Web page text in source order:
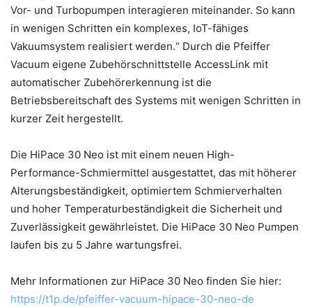
Vor- und Turbopumpen interagieren miteinander. So kann
in wenigen Schritten ein komplexes, IoT-fähiges
Vakuumsystem realisiert werden.“ Durch die Pfeiffer
Vacuum eigene Zubehörschnittstelle AccessLink mit
automatischer Zubehörerkennung ist die
Betriebsbereitschaft des Systems mit wenigen Schritten in
kurzer Zeit hergestellt.
Die HiPace 30 Neo ist mit einem neuen High-
Performance-Schmiermittel ausgestattet, das mit höherer
Alterungsbeständigkeit, optimiertem Schmierverhalten
und hoher Temperaturbeständigkeit die Sicherheit und
Zuverlässigkeit gewährleistet. Die HiPace 30 Neo Pumpen
laufen bis zu 5 Jahre wartungsfrei.
Mehr Informationen zur HiPace 30 Neo finden Sie hier:
https://t1p.de/pfeiffer-vacuum-hipace-30-neo-de